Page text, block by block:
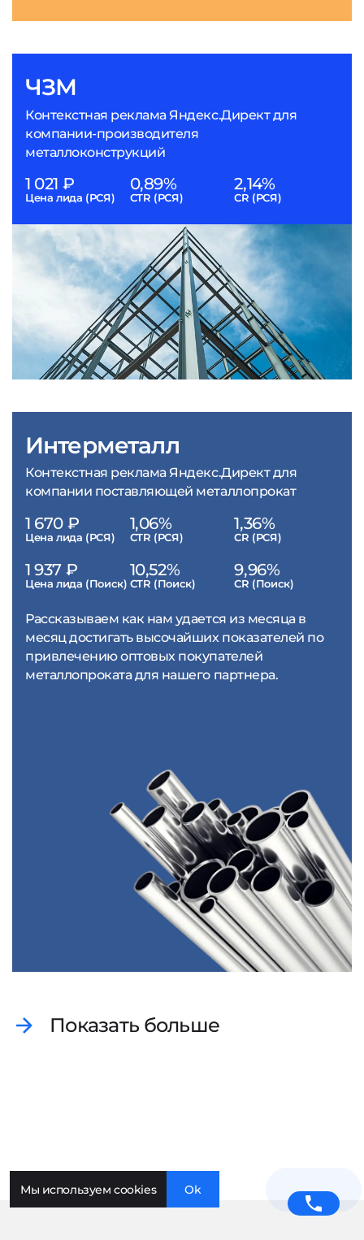
ЧЗМ
Контекстная реклама Яндекс.Директ для
компании-производителя
металлоконструкций
1 021 ₽
Цена лида (РСЯ)
0,89%
CTR (РСЯ)
2,14%
CR (РСЯ)
Интерметалл
Контекстная реклама Яндекс.Директ для
компании поставляющей металлопрокат
1 670 ₽
Цена лида (РСЯ)
1,06%
CTR (РСЯ)
1,36%
CR (РСЯ)
1 937 ₽
Цена лида (Поиск)
10,52%
CTR (Поиск)
9,96%
CR (Поиск)
Рассказываем как нам удается из месяца в
месяц достигать высочайших показателей по
привлечению оптовых покупателей
металлопроката для нашего партнера.
Показать больше
Мы используем cookies Ok